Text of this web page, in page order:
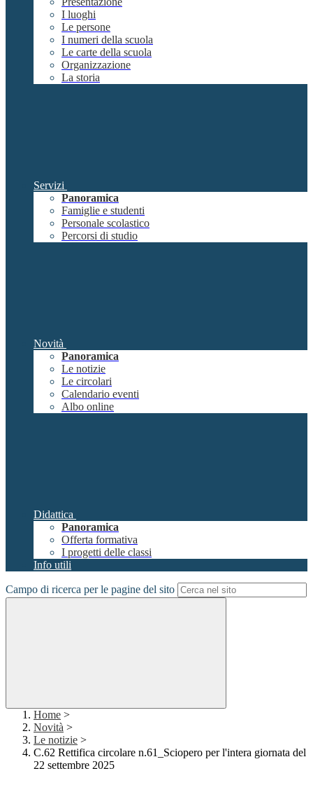
I luoghi
Le persone
I numeri della scuola
Le carte della scuola
Organizzazione
La storia
Servizi
Panoramica
Famiglie e studenti
Personale scolastico
Percorsi di studio
Novità
Panoramica
Le notizie
Le circolari
Calendario eventi
Albo online
Didattica
Panoramica
Offerta formativa
I progetti delle classi
Info utili
Campo di ricerca per le pagine del sito
Home >
Novità >
Le notizie >
C.62 Rettifica circolare n.61_Sciopero per l'intera giornata del
22 settembre 2025